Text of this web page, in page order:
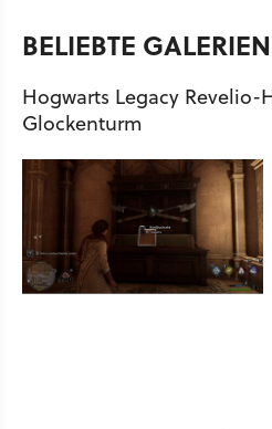
BELIEBTE GALERIEN
Hogwarts Legacy Revelio-
Glockenturm